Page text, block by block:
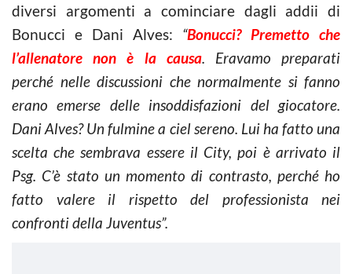
diversi argomenti a cominciare dagli addii di
Bonucci e Dani Alves: “Bonucci? Premetto che
l’allenatore non è la causa. Eravamo preparati
perché nelle discussioni che normalmente si fanno
erano emerse delle insoddisfazioni del giocatore.
Dani Alves? Un fulmine a ciel sereno. Lui ha fatto una
scelta che sembrava essere il City, poi è arrivato il
Psg. C’è stato un momento di contrasto, perché ho
fatto valere il rispetto del professionista nei
confronti della Juventus”.